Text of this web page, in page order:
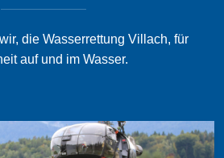
die Wasserrettung Villach, für
auf und im Wasser.